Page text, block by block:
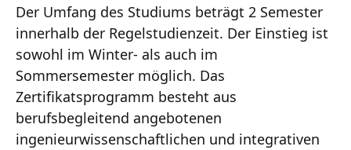
Der Umfang des Studiums beträgt 2 Semester
innerhalb der Regelstudienzeit. Der Einstieg ist
sowohl im Winter- als auch im
Sommersemester möglich. Das
Zertifikatsprogramm besteht aus
berufsbegleitend angebotenen
ingenieurwissenschaftlichen und integrativen